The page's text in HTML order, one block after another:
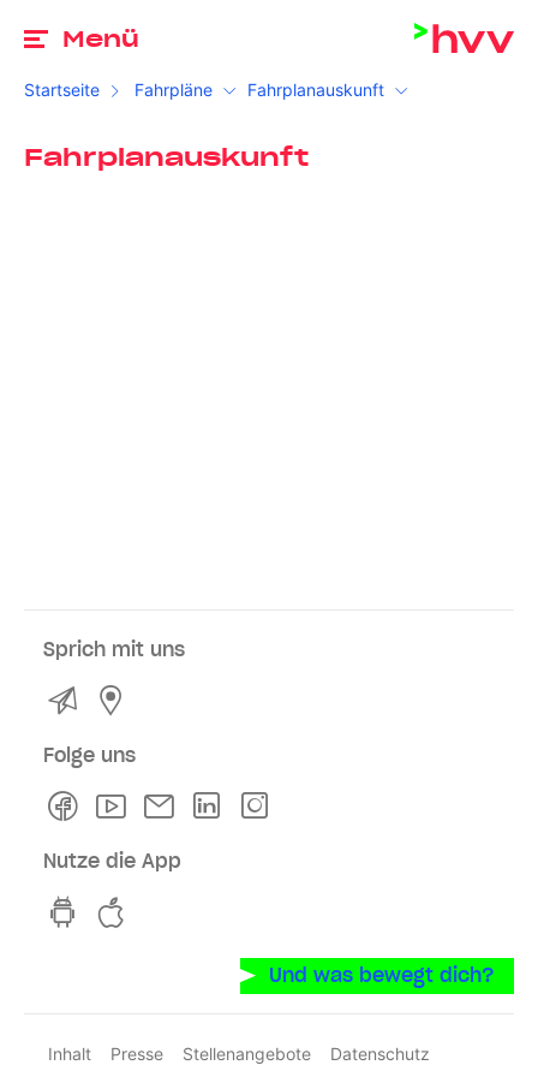
Menü
Startseite Fahrpläne Fahrplanauskunft
Fahrplanauskunft
Sprich mit uns
Kontakt
Folge uns
FacebookYoutubeNewsletterLinkedln
Nutze die App
hvv switch App auf GooglePlay
Und was bewegt dich?
Inhalt Presse Stellenangebote
Datenschutz